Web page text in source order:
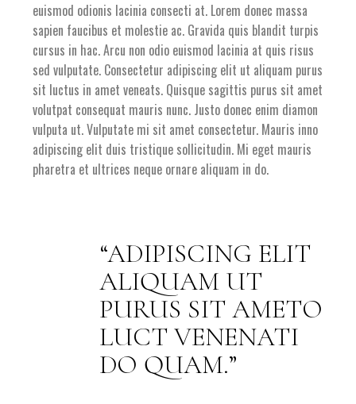
euismod odionis lacinia consecti at. Lorem donec massa
sapien faucibus et molestie ac. Gravida quis blandit turpis
cursus in hac. Arcu non odio euismod lacinia at quis risus
sed vulputate. Consectetur adipiscing elit ut aliquam purus
sit luctus in amet veneats. Quisque sagittis purus sit amet
volutpat consequat mauris nunc. Justo donec enim diamon
vulputa ut. Vulputate mi sit amet consectetur. Mauris inno
adipiscing elit duis tristique sollicitudin. Mi eget mauris
pharetra et ultrices neque ornare aliquam in do.
ADIPISCING ELIT
ALIQUAM UT
PURUS SIT AMETO
LUCT VENENATI
DO QUAM.